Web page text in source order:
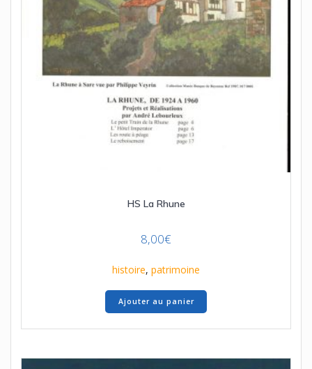
HS La Rhune
8,00€
histoire, patrimoine
Ajouter au panier